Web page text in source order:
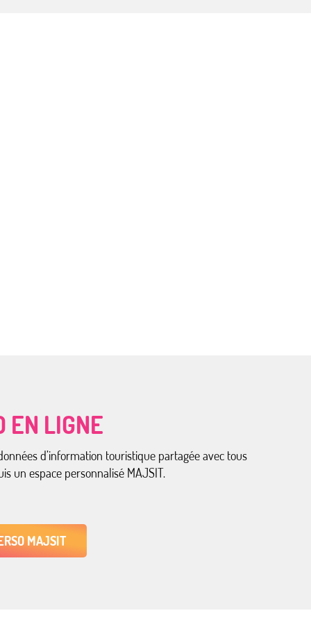
EN LIGNE
d’information touristique partagée avec tous
un espace personnalisé MAJSIT.
MAJSIT